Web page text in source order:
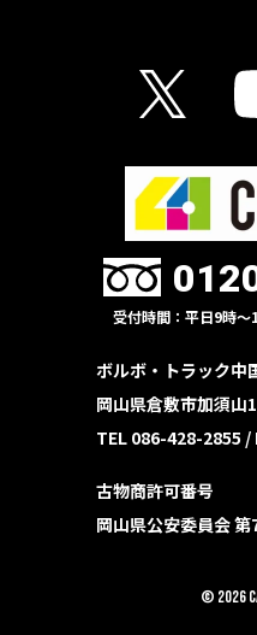
受付時間：平日9時〜
ボルボ・トラック
岡山県倉敷市加須山
TEL 086-428-2855 /
古物商許可番号
岡山県公安委員会
© 2026